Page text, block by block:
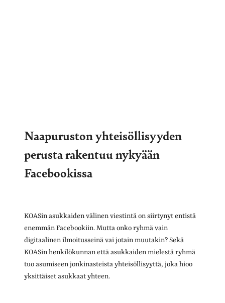
Naapuruston yhteisöllisyyden
perusta rakentuu nykyään
Facebookissa
KOASin asukkaiden välinen viestintä on siirtynyt entistä
enemmän Facebookiin. Mutta onko ryhmä vain
digitaalinen ilmoitusseinä vai jotain muutakin? Sekä
KOASin henkilökunnan että asukkaiden mielestä ryhmä
tuo asumiseen jonkinasteista yhteisöllisyyttä, joka hioo
yksittäiset asukkaat yhteen.